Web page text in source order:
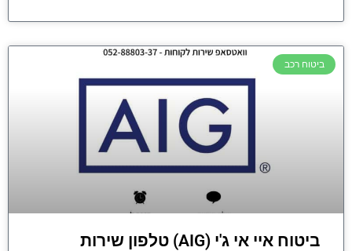
ביטוח רכב
ביטוח איי אי ג'י (AIG) טלפון שירות